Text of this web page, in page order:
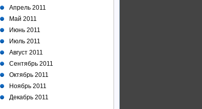
Апрель 2011
Май 2011
Июнь 2011
Июль 2011
Август 2011
Сентябрь 2011
Октябрь 2011
Ноябрь 2011
Декабрь 2011